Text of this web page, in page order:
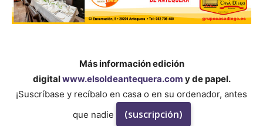
Más información edición
digitalwww.elsoldeantequera.com y de papel.
¡Suscríbase y recíbalo en casa o en su ordenador, antes
que nadie
(suscripción)